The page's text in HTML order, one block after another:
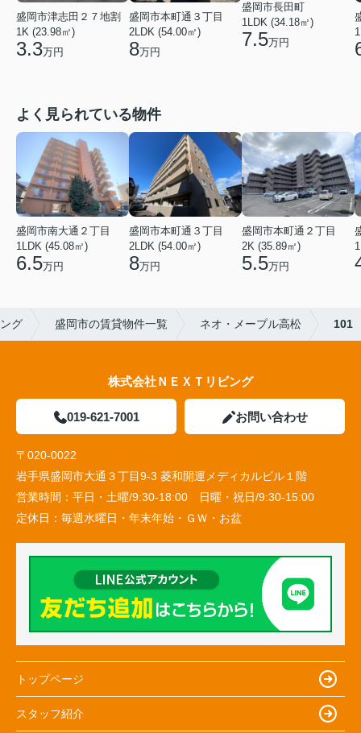
盛岡市津志田２７地割
1K (23.98㎡)
3.3万円
盛岡市本町通３丁目
2LDK (54.00㎡)
8万円
盛岡市長田町
1LDK (34.18㎡)
7.5万円
よく見られている物件
盛岡市南大通２丁目
1LDK (45.08㎡)
6.5万円
盛岡市本町通３丁目
2LDK (54.00㎡)
8万円
盛岡市本町通２丁目
2K (35.89㎡)
5.5万円
グ 盛岡市の賃貸物件一覧 ネオ・メープル高松 101
株式会社ＮＥＸＴリビング
019-621-7001 お問い合わせ
〒020-0022
岩手県盛岡市大通３丁目9-3 菱和開運メディカルビル１階
営業時間： 平日・土曜/9:30-18:00 日曜・祝日/9:30-15:00
定休日： 毎週水曜日・年末年始・ＧＷ・お盆
トップページ
スタッフ紹介